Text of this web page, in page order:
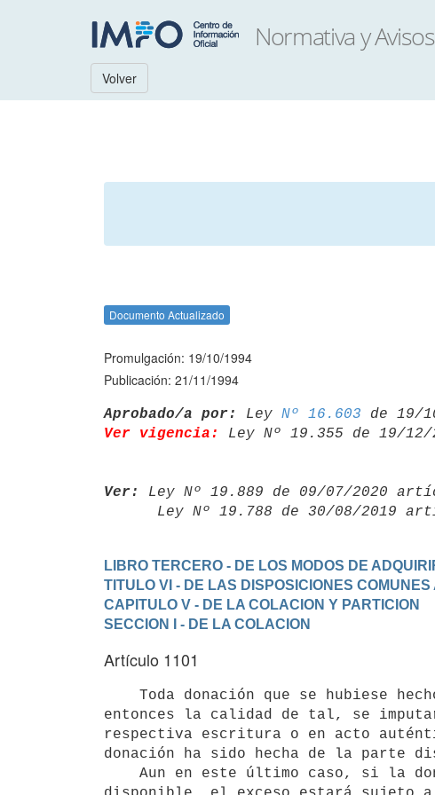
Volver
Documento Actualizado
Promulgación: 19/10/1994
Publicación: 21/11/1994
Aprobado/a por: Ley Nº 16.603
Ver vigencia:
Ley Nº 19.355 de 19/
Ver: Ley Nº 19.889 de 09/07/2020
Ley Nº 19.788 de 30/08/2019
LIBRO TERCERO - DE LOS MODOS DE
TITULO VI - DE LAS DISPOSICIONES
CAPITULO V - DE LA COLACION Y PARTICION
SECCION I - DE LA COLACION
Artículo 1101
entonces la calidad de tal, se
respectiva escritura o en acto
donación ha sido hecha de la parte